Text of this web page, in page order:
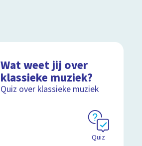
Wat weet jij over
klassieke muziek?
Quiz over klassieke muziek
Quiz